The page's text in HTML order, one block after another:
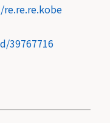
39767716
￣￣￣￣￣￣￣￣